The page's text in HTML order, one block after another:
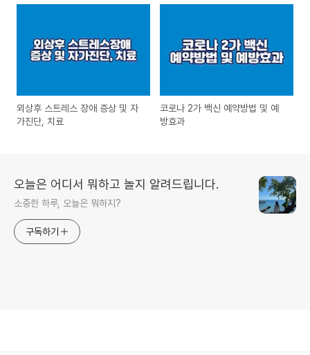
외상후 스트레스 장애 증상 및 자
가진단, 치료
코로나 2가 백신 예약방법 및 예
방효과
오늘은 어디서 뭐하고 놀지 알려드립니다.
소중한 하루, 오늘은 뭐하지?
구독하기